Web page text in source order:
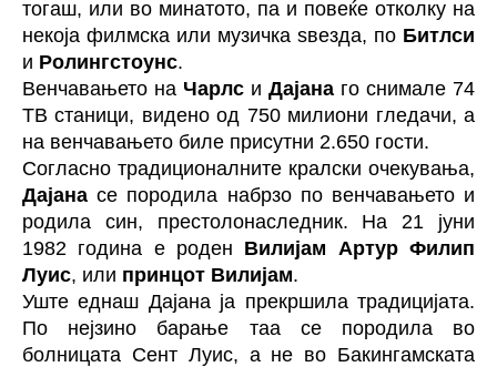
тогаш, или во минатото, па и повеќе отколку на
некоја филмска или музичка ѕвезда, по Битлси
и Ролингстоунс.
Венчавањето на Чарлс и Дајана го снимале 74
ТВ станици, видено од 750 милиони гледачи, а
на венчавањето биле присутни 2.650 гости.
Согласно традиционалните кралски очекувања,
Дајана се породила набрзо по венчавањето и
родила син, престолонаследник. На 21 јуни
1982 година е роден Вилијам Артур Филип
Луис, или принцот Вилијам.
Уште еднаш Дајана ја прекршила традицијата.
По нејзино барање таа се породила во
болницата Сент Луис, а не во Бакингамската